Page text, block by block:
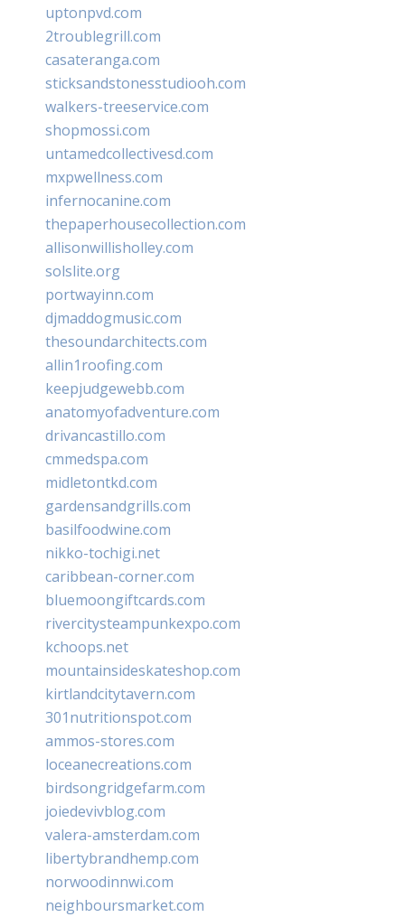
uptonpvd.com
2troublegrill.com
casateranga.com
sticksandstonesstudiooh.com
walkers-treeservice.com
shopmossi.com
untamedcollectivesd.com
mxpwellness.com
infernocanine.com
thepaperhousecollection.com
allisonwillisholley.com
solslite.org
portwayinn.com
djmaddogmusic.com
thesoundarchitects.com
allin1roofing.com
keepjudgewebb.com
anatomyofadventure.com
drivancastillo.com
cmmedspa.com
midletontkd.com
gardensandgrills.com
basilfoodwine.com
nikko-tochigi.net
caribbean-corner.com
bluemoongiftcards.com
rivercitysteampunkexpo.com
kchoops.net
mountainsideskateshop.com
kirtlandcitytavern.com
301nutritionspot.com
ammos-stores.com
loceanecreations.com
birdsongridgefarm.com
joiedevivblog.com
valera-amsterdam.com
libertybrandhemp.com
norwoodinnwi.com
neighboursmarket.com